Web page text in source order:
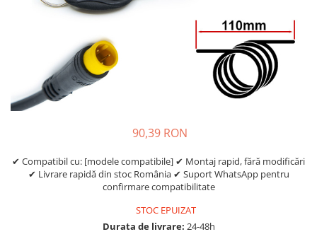
Manete de frana
https://www.doctortrotineta.ro/lumini
Stop trotineta
Faruri
https://www.doctortrotineta.ro/cadru
Suruburi
Suspensie
https://www.doctortrotineta.ro/camere-
90,39 RON
✔ Compatibil cu: [modele compatibile] ✔ Montaj rapid, fără modificări
✔ Livrare rapidă din stoc România ✔ Suport WhatsApp pentru
confirmare compatibilitate
STOC EPUIZAT
Durata de livrare: 24-48h